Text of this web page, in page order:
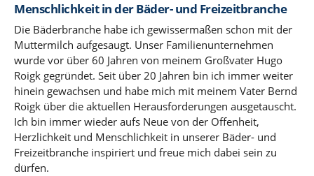
Menschlichkeit in der Bäder- und Freizeitbranche
Die Bäderbranche habe ich gewissermaßen schon mit der
Muttermilch aufgesaugt. Unser Familienunternehmen
wurde vor über 60 Jahren von meinem Großvater Hugo
Roigk gegründet. Seit über 20 Jahren bin ich immer weiter
hinein gewachsen und habe mich mit meinem Vater Bernd
Roigk über die aktuellen Herausforderungen ausgetauscht.
Ich bin immer wieder aufs Neue von der Offenheit,
Herzlichkeit und Menschlichkeit in unserer Bäder- und
Freizeitbranche inspiriert und freue mich dabei sein zu
dürfen.